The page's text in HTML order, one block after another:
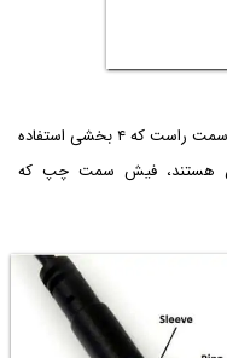
توجه کنید که در مورد هندزفری‌ها باید از فیش سمت راست که ۴ بخشی استفاده
هستند، فیش سمت چپ که